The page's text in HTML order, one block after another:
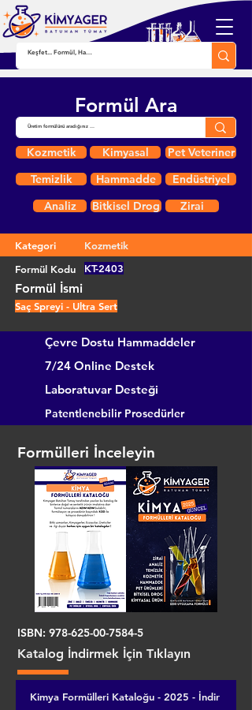
Formül Ara
Kozmetik Kimyasal
Pet Veteriner
Temizlik
Hammadde
Endüstriyel
Analiz
Bitkisel Drog Zirai
Kategori
Kozmetik
Formül Kodu
KT-2403
Formül İsmi
Saç Spreyi - Ultra Sert
Çevre Dostu Hammaddeler
7/24 Online Destek
Laboratuvar Desteği
Patentlenebilir Prosedürler
Formülleri İnceleyin
ISBN: 978-625-00-7584-5
Katalog İndirmek İçin Tıklayın
Kimya Formülleri Kataloğu - 2025 - İndir